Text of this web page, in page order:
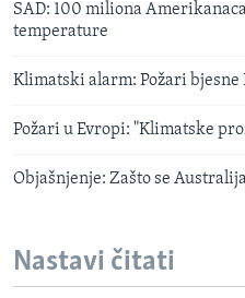
SAD: 100 miliona
temperature
Klimatski alarm: Požari bjesne
Požari u Evropi: "Klimatske
Objašnjenje: Zašto se
Nastavi čitati